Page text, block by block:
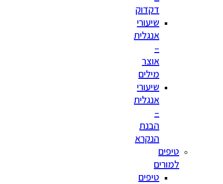
דקדוק
שיעורי
אנגלית
–
אוצר
מילים
שיעורי
אנגלית
–
הבנת
הנקרא
טיפים
למורים
טיפים